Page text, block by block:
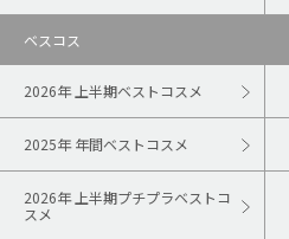
ベスコス
2026年 上半期ベストコスメ
2025年 年間ベストコスメ
2026年 上半期プチプラベストコ
スメ